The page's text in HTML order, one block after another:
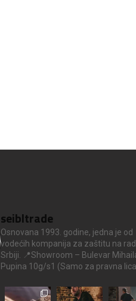
seibltrade
Osnovana 1993. godine, jedna je od
vodećih kompanija za zaštitu na
Srbiji.
📍Showroom – Bulevar
Pupina 10g/s1 (Samo za pravna